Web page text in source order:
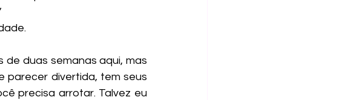
parecer divertida, tem seus
precisa arrotar. Talvez eu